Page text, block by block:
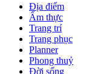
Địa điểm
Ẩm thực
Trang trí
Trang phục
Planner
Phong thuỷ
Đời sống